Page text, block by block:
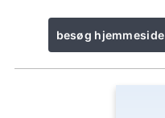
besøg hjemmeside